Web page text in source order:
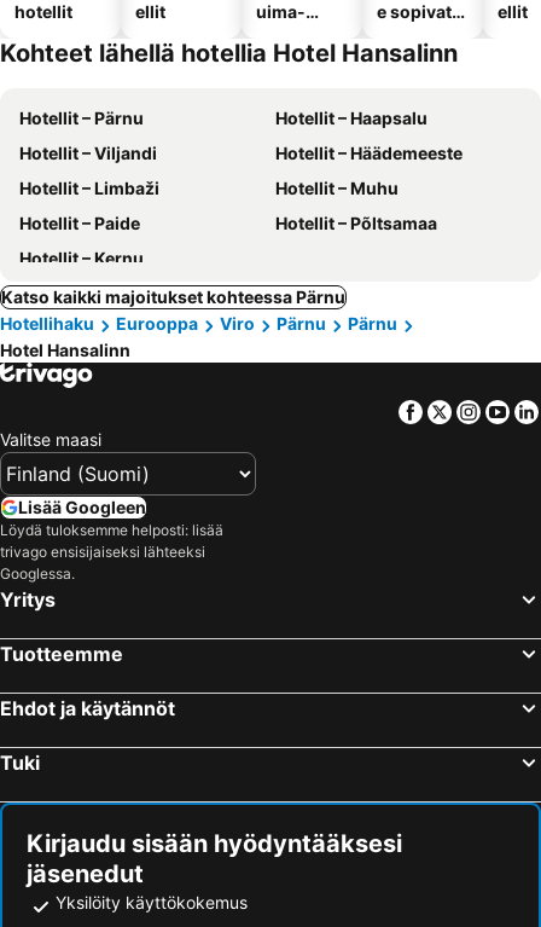
hotellit
ellit
uima-
e sopivat
ellit
Kohteet lähellä hotellia Hotel Hansalinn
Hotellit – Pärnu
Hotellit – Haapsalu
Hotellit – Viljandi
Hotellit – Häädemeeste
Hotellit – Limbaži
Hotellit – Muhu
Hotellit – Paide
Hotellit – Põltsamaa
Hotellit – Kernu
Katso kaikki majoitukset kohteessa Pärnu
Hotellihaku
Eurooppa Viro Pärnu
Pärnu
Hotel Hansalinn
Facebook
Twitter
Valitse maasi
Lisää Googleen
Löydä tuloksemme helposti: lisää
trivago ensisijaiseksi lähteeksi
Googlessa.
Yritys
Tuotteemme
Ehdot ja käytännöt
Tuki
Kirjaudu sisään hyödyntääksesi
jäsenedut
Yksilöity käyttökokemus